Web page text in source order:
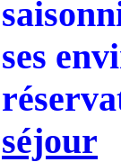
ses
séjour